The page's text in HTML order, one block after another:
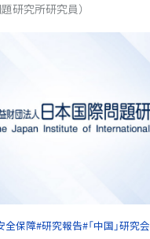
研究所研究員）
全保障#研究報告#「中国」研究会